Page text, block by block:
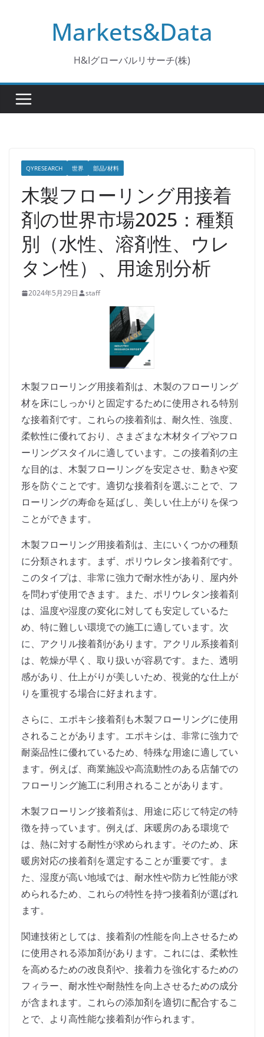
Markets&Data
H&Iグローバルリサーチ(株)
QYRESEARCH 世界 部品/材料
木製フローリング用接着
剤の世界市場2025：種類
別（水性、溶剤性、ウレ
タン性）、用途別分析
2024年5月29日 staff
木製フローリング用接着剤は、木製のフローリング
材を床にしっかりと固定するために使用される特別
な接着剤です。これらの接着剤は、耐久性、強度、
柔軟性に優れており、さまざまな木材タイプやフロ
ーリングスタイルに適しています。この接着剤の主
な目的は、木製フローリングを安定させ、動きや変
形を防ぐことです。適切な接着剤を選ぶことで、フ
ローリングの寿命を延ばし、美しい仕上がりを保つ
ことができます。
木製フローリング用接着剤は、主にいくつかの種類
に分類されます。まず、ポリウレタン接着剤です。
このタイプは、非常に強力で耐水性があり、屋内外
を問わず使用できます。また、ポリウレタン接着剤
は、温度や湿度の変化に対しても安定しているた
め、特に難しい環境での施工に適しています。次
に、アクリル接着剤があります。アクリル系接着剤
は、乾燥が早く、取り扱いが容易です。また、透明
感があり、仕上がりが美しいため、視覚的な仕上が
りを重視する場合に好まれます。
さらに、エポキシ接着剤も木製フローリングに使用
されることがあります。エポキシは、非常に強力で
耐薬品性に優れているため、特殊な用途に適してい
ます。例えば、商業施設や高流動性のある店舗での
フローリング施工に利用されることがあります。
木製フローリング接着剤は、用途に応じて特定の特
徴を持っています。例えば、床暖房のある環境で
は、熱に対する耐性が求められます。そのため、床
暖房対応の接着剤を選定することが重要です。ま
た、湿度が高い地域では、耐水性や防カビ性能が求
められるため、これらの特性を持つ接着剤が選ばれ
ます。
関連技術としては、接着剤の性能を向上させるため
に使用される添加剤があります。これには、柔軟性
を高めるための改良剤や、接着力を強化するための
フィラー、耐水性や耐熱性を向上させるための成分
が含まれます。これらの添加剤を適切に配合するこ
とで、より高性能な接着剤が作られます。